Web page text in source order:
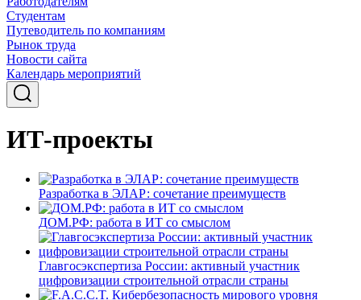
Студентам
Путеводитель по компаниям
Рынок труда
Новости сайта
Календарь мероприятий
ИТ-проекты
Разработка в ЭЛАР: сочетание преимуществ
ДОМ.РФ: работа в ИТ со смыслом
Главгосэкспертиза России: активный участник
цифровизации строительной отрасли страны